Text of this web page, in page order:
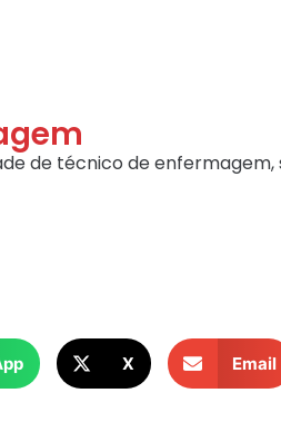
de técnico de
X Email